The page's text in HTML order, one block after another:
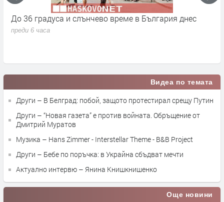
От 9 август приключва двойното етикетиране - какво
се променя за потребителите
Видеа по темата
Други – В Белград: побой, защото протестирал срещу Путин
Други – “Новая газета” е против войната. Обръщение от
Дмитрий Муратов
Музика – Hans Zimmer - Interstellar Theme - B&B Project
Други – Бебе по поръчка: в Украйна сбъдват мечти
Актуално интервю – Янина Книшкнишенко
Още новини